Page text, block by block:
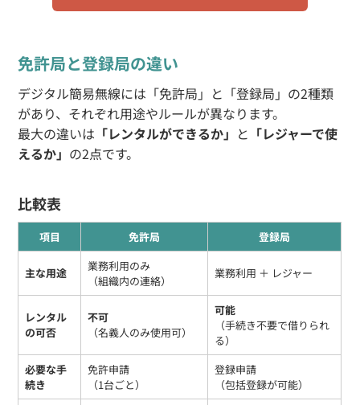
免許局と登録局の違い
デジタル簡易無線には「免許局」と「登録局」の2種類
があり、それぞれ用途やルールが異なります。
最大の違いは 「レンタルができるか」 と 「レジャーで使
えるか」 の2点です。
比較表
項目 免許局 登録局
主な用途
業務利用のみ
（組織内の連絡）
業務利用 ＋ レジャー
レンタル
の可否
不可
（名義人のみ使用可）
可能
（手続き不要で借りられ
る）
必要な手
続き
免許申請
（1台ごと）
登録申請
（包括登録が可能）